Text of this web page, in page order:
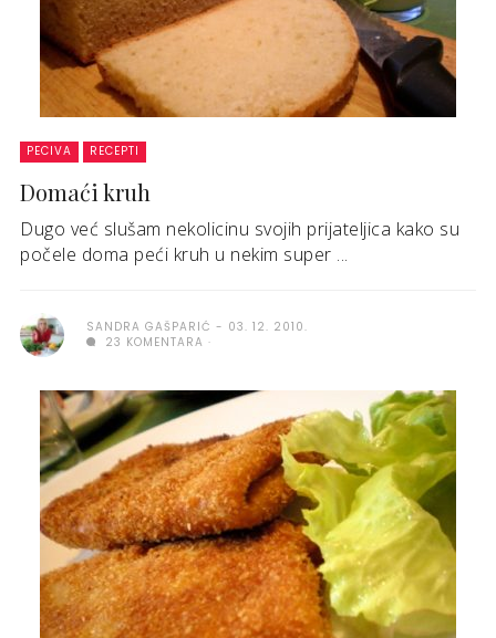
PECIVA RECEPTI
Domaći kruh
Dugo već slušam nekolicinu svojih prijateljica kako su
počele doma peći kruh u nekim super ...
SANDRA GAŠPARIĆ
03. 12. 2010.
23 KOMENTARA